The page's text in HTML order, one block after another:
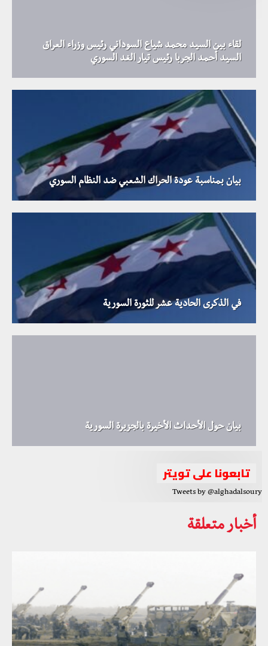
لقاء بين السيد محمد شياع السوداني رئيس وزراء العراق
السيد أحمد الجربا رئيس تيار الغد السوري
بيان بمناسبة عودة الحراك الشعبي ضد النظام السوري
في الذكرى الحادية عشر للثورة السورية
بيان حول الأحداث الأخيرة بالجزيرة السورية
تابعونا على تويتر
Tweets by @alghadalsoury
أخبار متعلقة